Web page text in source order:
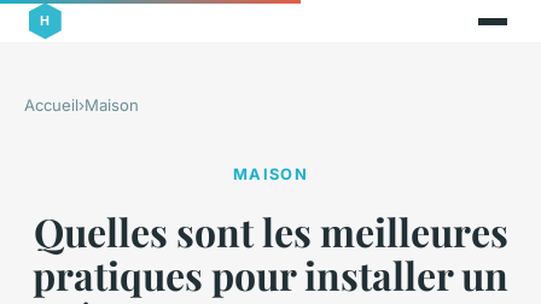
Accueil›Maison
MAISON
Quelles sont les meilleures
pratiques pour installer un